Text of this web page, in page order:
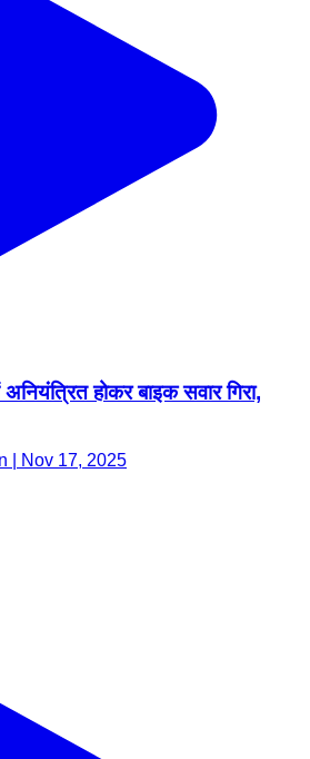
होकर बाइक सवार गिरा,
| Nov 17, 2025